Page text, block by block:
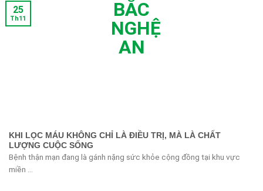
KHI LỌC MÁU KHÔNG CHỈ LÀ ĐIỀU TRỊ, MÀ LÀ CHẤT
LƯỢNG CUỘC SỐNG
Bệnh thận mạn đang là gánh nặng sức khỏe cộng đồng tại khu vực
miền ...
25
Th11